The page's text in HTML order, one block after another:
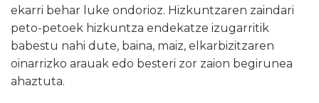
ekarri behar luke ondorioz. Hizkuntzaren zaindari
peto-petoek hizkuntza endekatze izugarritik
babestu nahi dute, baina, maiz, elkarbizitzaren
oinarrizko arauak edo besteri zor zaion begirunea
ahaztuta.